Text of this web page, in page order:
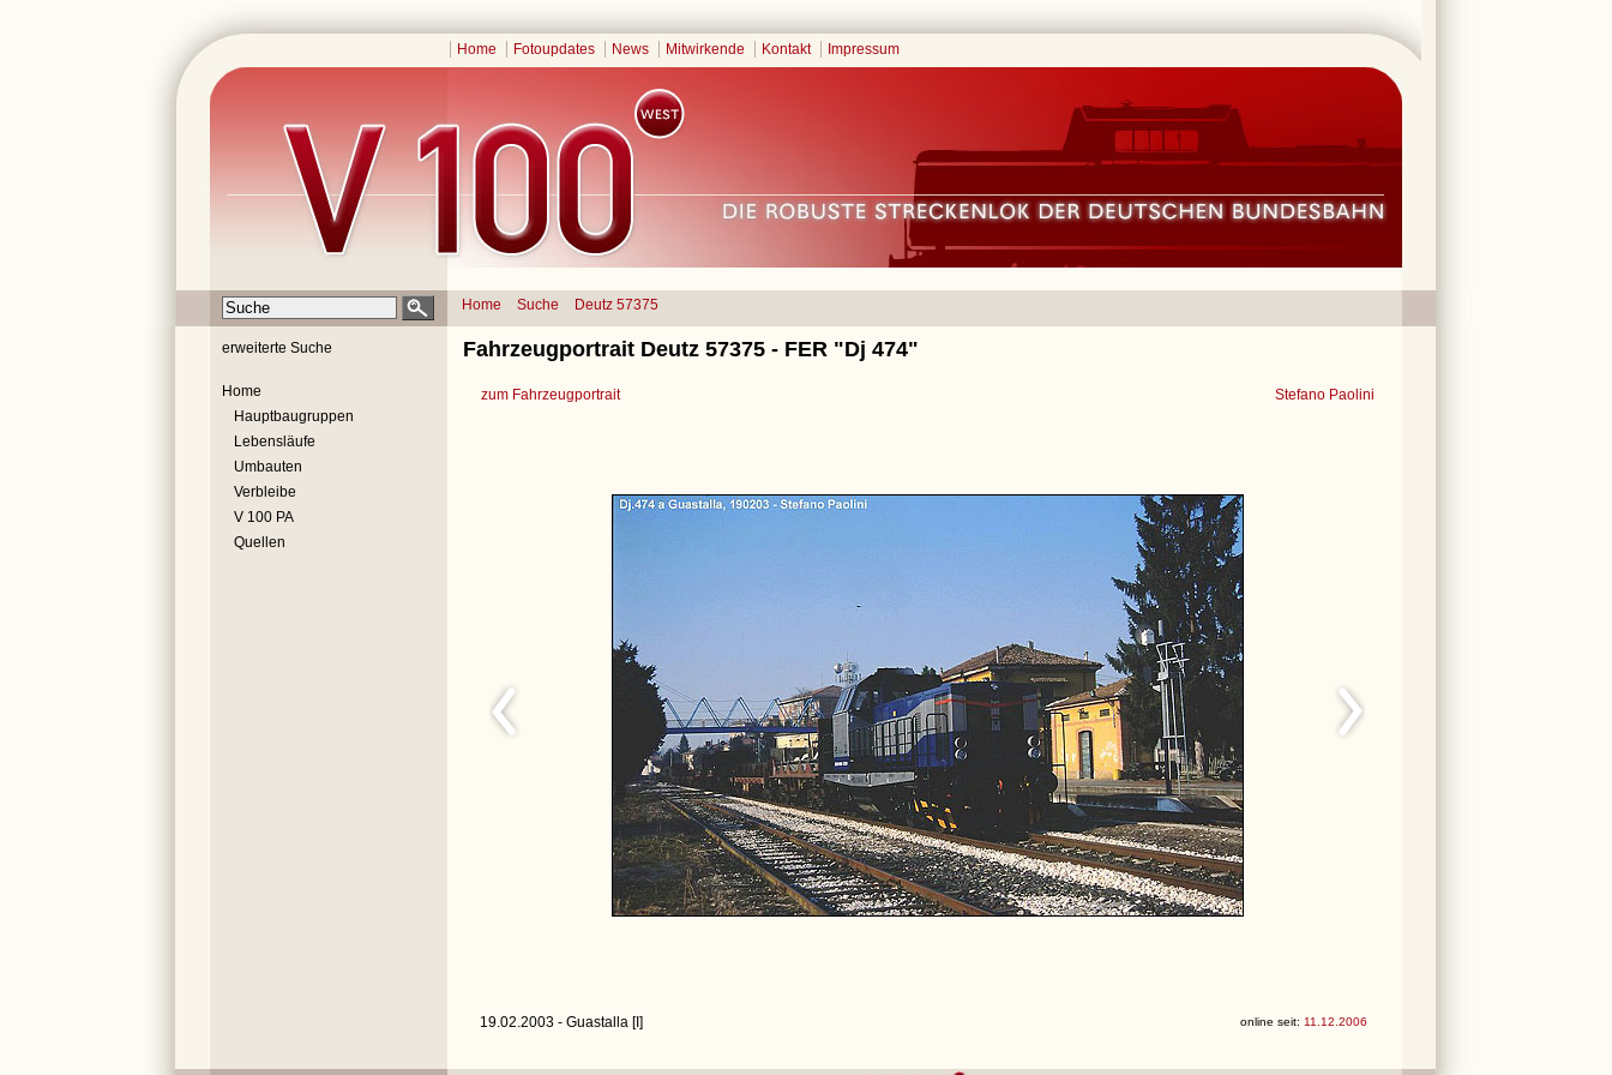
Home Fotoupdates News Mitwirkende Kontakt Impressum
Home Suche Deutz 57375
erweiterte Suche
Home
Hauptbaugruppen
Lebensläufe
Umbauten
Verbleibe
V 100 PA
Quellen
Fahrzeugportrait Deutz 57375 - FER "Dj 474"
zum Fahrzeugportrait Stefano Paolini
19.02.2003 - Guastalla [I] online seit: 11.12.2006